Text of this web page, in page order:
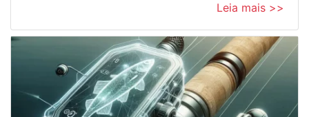
Leia mais >>